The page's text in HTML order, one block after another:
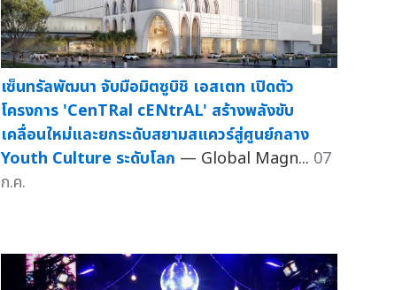
เซ็นทรัลพัฒนา จับมือมิตซูบิชิ เอสเตท เปิดตัว
โครงการ 'CenTRal cENtrAL' สร้างพลังขับ
เคลื่อนใหม่และยกระดับสยามสแควร์สู่ศูนย์กลาง
Youth Culture ระดับโลก — Global Magn... 07
ก.ค.